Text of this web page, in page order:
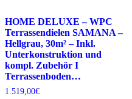
HOME DELUXE – WPC
Terrassendielen SAMANA –
Hellgrau, 30m² – Inkl.
Unterkonstruktion und
kompl. Zubehör I
Terrassenboden…
1.519,00€